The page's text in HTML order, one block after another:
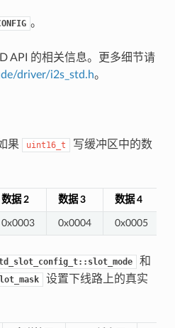
。
API 的相关信息。更多细节请
driver/i2s_std.h。
果 uint16_t
写缓冲区中的数
数据 2 数据 3 数据 4
0x0003 0x0004 0x0005
和
设置下线路上的真实